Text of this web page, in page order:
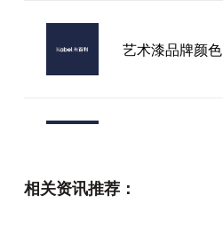
艺术漆品牌颜色
相关资讯推荐：